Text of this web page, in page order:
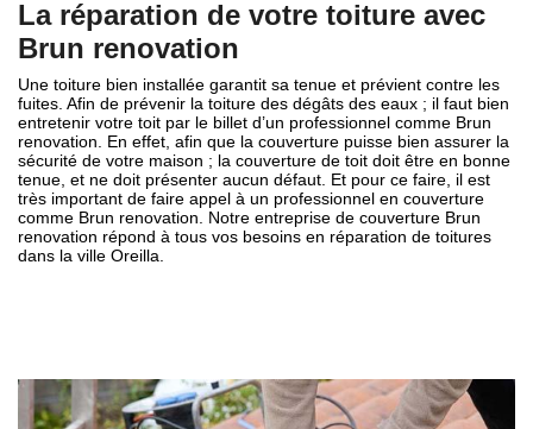
La réparation de votre toiture avec
Brun renovation
Une toiture bien installée garantit sa tenue et prévient contre les
fuites. Afin de prévenir la toiture des dégâts des eaux ; il faut bien
entretenir votre toit par le billet d’un professionnel comme Brun
renovation. En effet, afin que la couverture puisse bien assurer la
sécurité de votre maison ; la couverture de toit doit être en bonne
tenue, et ne doit présenter aucun défaut. Et pour ce faire, il est
très important de faire appel à un professionnel en couverture
comme Brun renovation. Notre entreprise de couverture Brun
renovation répond à tous vos besoins en réparation de toitures
dans la ville Oreilla.